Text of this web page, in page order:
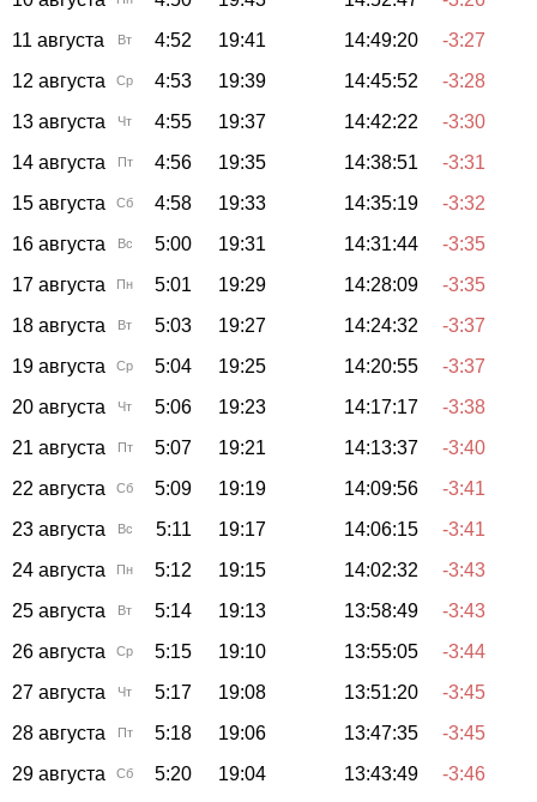
11 августа
Вт 4:52 19:41 14:49:20
-3:27
12 августа
Ср 4:53 19:39 14:45:52
-3:28
13 августа
Чт 4:55 19:37 14:42:22
-3:30
14 августа
Пт 4:56 19:35 14:38:51
-3:31
15 августа
Сб 4:58 19:33 14:35:19
-3:32
16 августа
Вс 5:00 19:31 14:31:44
-3:35
17 августа
Пн 5:01 19:29 14:28:09
-3:35
18 августа
Вт 5:03 19:27 14:24:32
-3:37
19 августа
Ср 5:04 19:25 14:20:55
-3:37
20 августа
Чт 5:06 19:23 14:17:17
-3:38
21 августа
Пт 5:07 19:21 14:13:37
-3:40
22 августа
Сб 5:09 19:19 14:09:56
-3:41
23 августа
Вс 5:11 19:17 14:06:15
-3:41
24 августа
Пн 5:12 19:15 14:02:32
-3:43
25 августа
Вт 5:14 19:13 13:58:49
-3:43
26 августа
Ср 5:15 19:10 13:55:05
-3:44
27 августа
Чт 5:17 19:08 13:51:20
-3:45
28 августа
Пт 5:18 19:06 13:47:35
-3:45
29 августа
Сб 5:20 19:04 13:43:49 -3:46